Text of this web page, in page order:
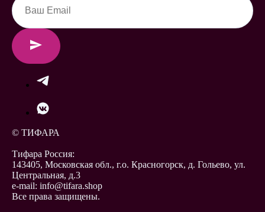
© ТИФАРА
Тифара Россия:
143405, Московская обл., г.о. Красногорск, д. Гольево, ул.
Центральная, д.3
e-mail: info@tifara.shop
Все права защищены.